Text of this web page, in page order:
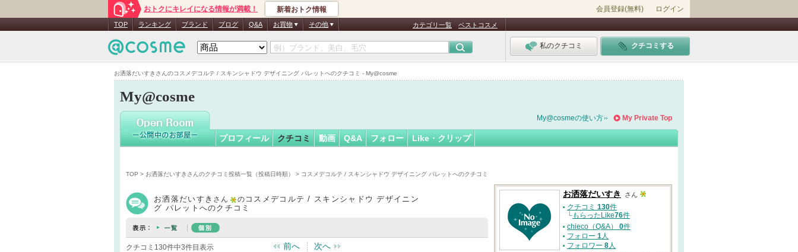
お洒落だいすきさんのコスメデコルテ / スキンシャドウ デザイニング パレットへのクチコミ - My@cosme
おトクにキレイになる情報が満載！ 新着おトク情報 会員登録(無料) ログイン
TOP ランキング ブランド ブログ Q&A お買物 その他 カテゴリ一覧 ベストコスメ
私のクチコミ クチコミする
My@cosme
お洒落だいすきさん
My Private Top
My@cosmeの使い方
プロフィール クチコミ 動画 Q&A フォロー Like・クリップ
TOP > お洒落だいすきさんのクチコミ投稿一覧（投稿日時順） > コスメデコルテ / スキンシャドウ デザイニング パレットへのクチコミ
お洒落だいすき さん の コスメデコルテ / スキンシャドウ デザイニン
グ パレットへのクチコミ
クチコミ130件中3件目表示 前へ 次へ
お洒落だいすき さん
クチコミ 130件
└もらったLike76件
chieco（Q&A） 0件
フォロー 1人
フォロワー 8人